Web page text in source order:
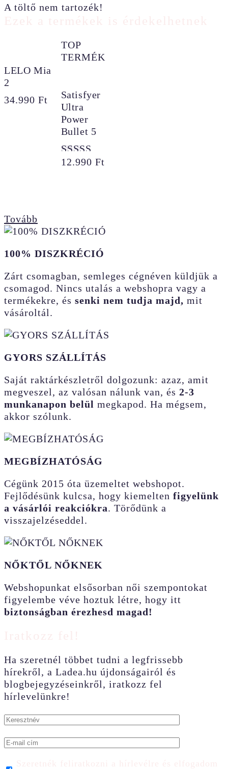
A töltő nem tartozék!
LELO Mia
2
34.990 Ft
TOP
TERMÉK
Satisfyer
Ultra
Power
Bullet 5
Értékelés:
12.990 Ft
Tovább
100% DISZKRÉCIÓ
Zárt csomagban, semleges cégnéven küldjük a
csomagod. Nincs utalás a webshopra vagy a
termékekre, és senki nem tudja majd, mit
vásároltál.
GYORS SZÁLLÍTÁS
Saját raktárkészletről dolgozunk: azaz, amit
megveszel, az valósan nálunk van, és 2-3
munkanapon belül megkapod. Ha mégsem,
akkor szólunk.
MEGBÍZHATÓSÁG
Cégünk 2015 óta üzemeltet webshopot.
Fejlődésünk kulcsa, hogy kiemelten figyelünk
a vásárlói reakciókra. Törődünk a
visszajelzéseddel.
NŐKTŐL NŐKNEK
Webshopunkat elsősorban női szempontokat
figyelembe véve hoztuk létre, hogy itt
biztonságban érezhesd magad!
Ha szeretnél többet tudni a legfrissebb
hírekről, a Ladea.hu újdonságairól és
blogbejegyzéseinkről, iratkozz fel
hírlevelünkre!